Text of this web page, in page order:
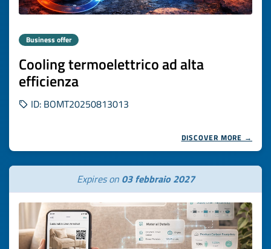
Business offer
Cooling termoelettrico ad alta
efficienza
ID: BOMT20250813013
DISCOVER MORE →
Expires on 03 febbraio 2027